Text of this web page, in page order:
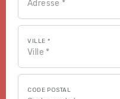
VILLE *
CODE POSTAL